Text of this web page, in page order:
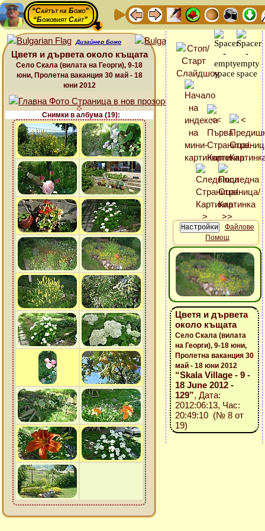
“Сайтът на Божо”
“Божовият Сайт”
Дизайнер Божо
Цветя и дървета около къщата
Село Скала (вилата на Георги), 9-18
юни, Пролетна ваканция 30 май - 18
юни 2012
Снимки в албума (19):
Файлове
Помощ
Цветя и дървета
около къщата
Село Скала (вилата
на Георги), 9-18 юни,
Пролетна ваканция 30
май - 18 юни 2012
“Skala Village - 9 -
18 June 2012 -
129”, Дата:
2012:06:13, Час:
20:49:10 (№ 8 от
19)